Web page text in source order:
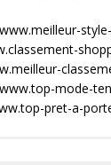
mode-
pret-a-